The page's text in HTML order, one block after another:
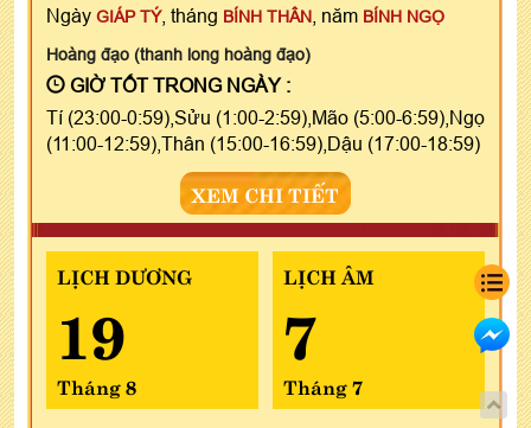
Ngày GIÁP TÝ, tháng BÍNH THÂN , năm BÍNH NGỌ
Hoàng đạo (thanh long hoàng đạo)
GIỜ TỐT TRONG NGÀY :
Tí (23:00-0:59),Sửu (1:00-2:59),Mão (5:00-6:59),Ngọ
(11:00-12:59),Thân (15:00-16:59),Dậu (17:00-18:59)
XEM CHI TIẾT
LỊCH DƯƠNG
19
Tháng 8
LỊCH ÂM
7
Tháng 7